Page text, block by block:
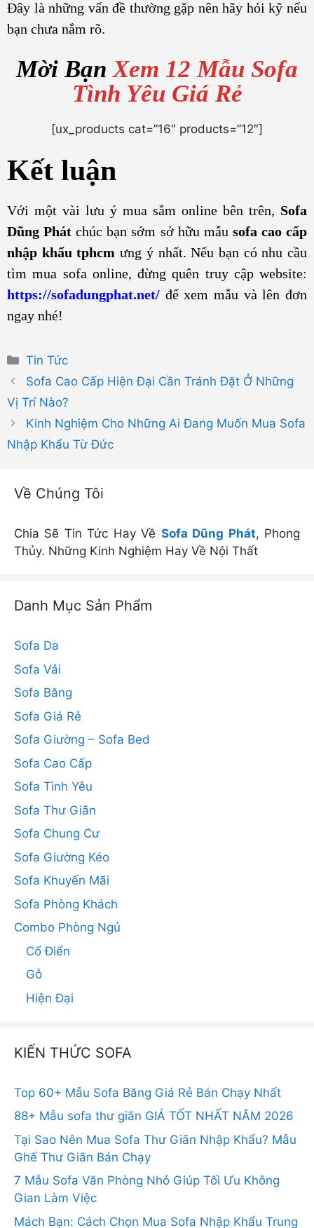
Đây là những vấn đề thường gặp nên hãy hỏi kỹ nếu
bạn chưa nắm rõ.
Mời BạnXem 12 Mẫu Sofa
Tình Yêu Giá Rẻ
[ux_products cat=”16″ products=”12″]
Kết luận
Với một vài lưu ý mua sắm online bên trên, Sofa
Dũng Phát chúc bạn sớm sở hữu mẫu sofa cao cấp
nhập khẩu tphcm ưng ý nhất. Nếu bạn có nhu cầu
tìm mua sofa online, đừng quên truy cập website:
https://sofadungphat.net/ để xem mẫu và lên đơn
ngay nhé!
Danh
mục
Tin Tức
Sofa Cao Cấp Hiện Đại Cần Tránh Đặt Ở Những
Vị Trí Nào?
Kinh Nghiệm Cho Những Ai Đang Muốn Mua Sofa
Nhập Khẩu Từ Đức
Về Chúng Tôi
Chia Sẽ Tin Tức Hay Về Sofa Dũng Phát, Phong
Thủy. Những Kinh Nghiệm Hay Về Nội Thất
Danh Mục Sản Phẩm
Sofa Da
Sofa Vải
Sofa Băng
Sofa Giá Rẻ
Sofa Giường – Sofa Bed
Sofa Cao Cấp
Sofa Tình Yêu
Sofa Thư Giãn
Sofa Chung Cư
Sofa Giường Kéo
Sofa Khuyến Mãi
Sofa Phòng Khách
Combo Phòng Ngủ
Cổ Điển
Gỗ
Hiện Đại
KIẾN THỨC SOFA
Top 60+ Mẫu Sofa Băng Giá Rẻ Bán Chạy Nhất
88+ Mẫu sofa thư giãn GIÁ TỐT NHẤT NĂM 2026
Tại Sao Nên Mua Sofa Thư Giãn Nhập Khẩu? Mẫu
Ghế Thư Giãn Bán Chạy
7 Mẫu Sofa Văn Phòng Nhỏ Giúp Tối Ưu Không
Gian Làm Việc
Mách Bạn: Cách Chọn Mua Sofa Nhập Khẩu Trung